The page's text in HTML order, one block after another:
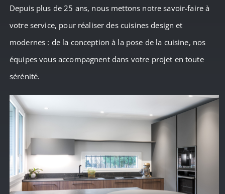
Depuis plus de 25 ans, nous mettons notre savoir-faire à
votre service, pour réaliser des cuisines design et
modernes : de la conception à la pose de la cuisine, nos
équipes vous accompagnent dans votre projet en toute
sérénité.